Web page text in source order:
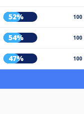
52% 100
54% 100
47% 100